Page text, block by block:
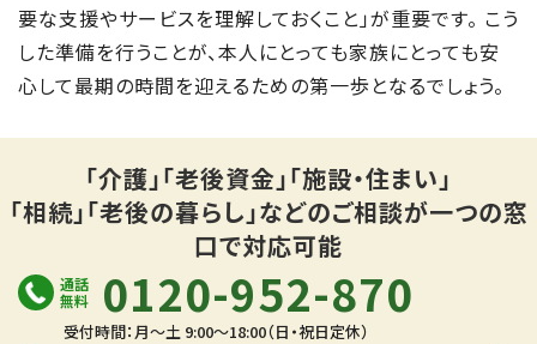
要な支援やサービスを理解しておくこと」が重要です。 こう
した準備を行うことが、本人にとっても家族にとっても安
心して最期の時間を迎えるための第一歩となるでしょう。
「介護」「老後資金」「施設・住まい」
「相続」「老後の暮らし」などのご相談が一つの窓
口で対応可能
通話
無料
0120-952-870
受付時間：月～土 9:00～18:00（日・祝日定休）